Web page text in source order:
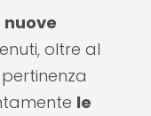
oltre al
le